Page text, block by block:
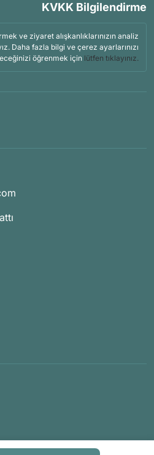
KVKK Bilgilendirme
ve ziyaret alışkanlıklarınızın analiz
Daha fazla bilgi ve çerez ayarlarınızı
öğrenmek için lütfen tıklayınız.